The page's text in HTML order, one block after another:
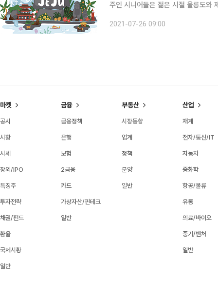
주인 시니어들은 젊은 시절 울릉도와
2021-07-26 09:00
마켓
공시
시황
시세
장외/IPO
특징주
투자전략
채권/펀드
환율
국제시황
일반
금융
금융정책
은행
보험
2금융
카드
가상자산/핀테크
일반
부동산
시장동향
업계
정책
분양
일반
산업
재계
전자/통신/IT
자동차
중화학
항공/물류
유통
의료/바이오
중기/벤처
일반